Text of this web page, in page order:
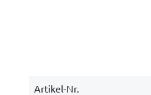
Artikel-Nr.